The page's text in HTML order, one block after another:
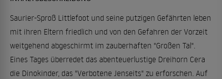
Saurier-Sproß Littlefoot und seine putzigen Gefährten leben
mit ihren Eltern friedlich und von den Gefahren der Vorzeit
weitgehend abgeschirmt im zauberhaften "Großen Tal".
Eines Tages überredet das abenteuerlustige Dreihorn Cera
die Dinokinder, das "Verbotene Jenseits" zu erforschen. Auf